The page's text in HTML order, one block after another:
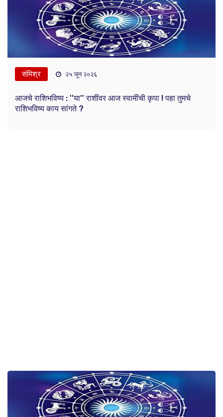
संमिश्र २५ जून २०२६
आजचे राशिभविष्य : ''या'' राशींवर आज स्वामींची कृपा ! पहा तुमचे
राशिभविष्य काय सांगते ?